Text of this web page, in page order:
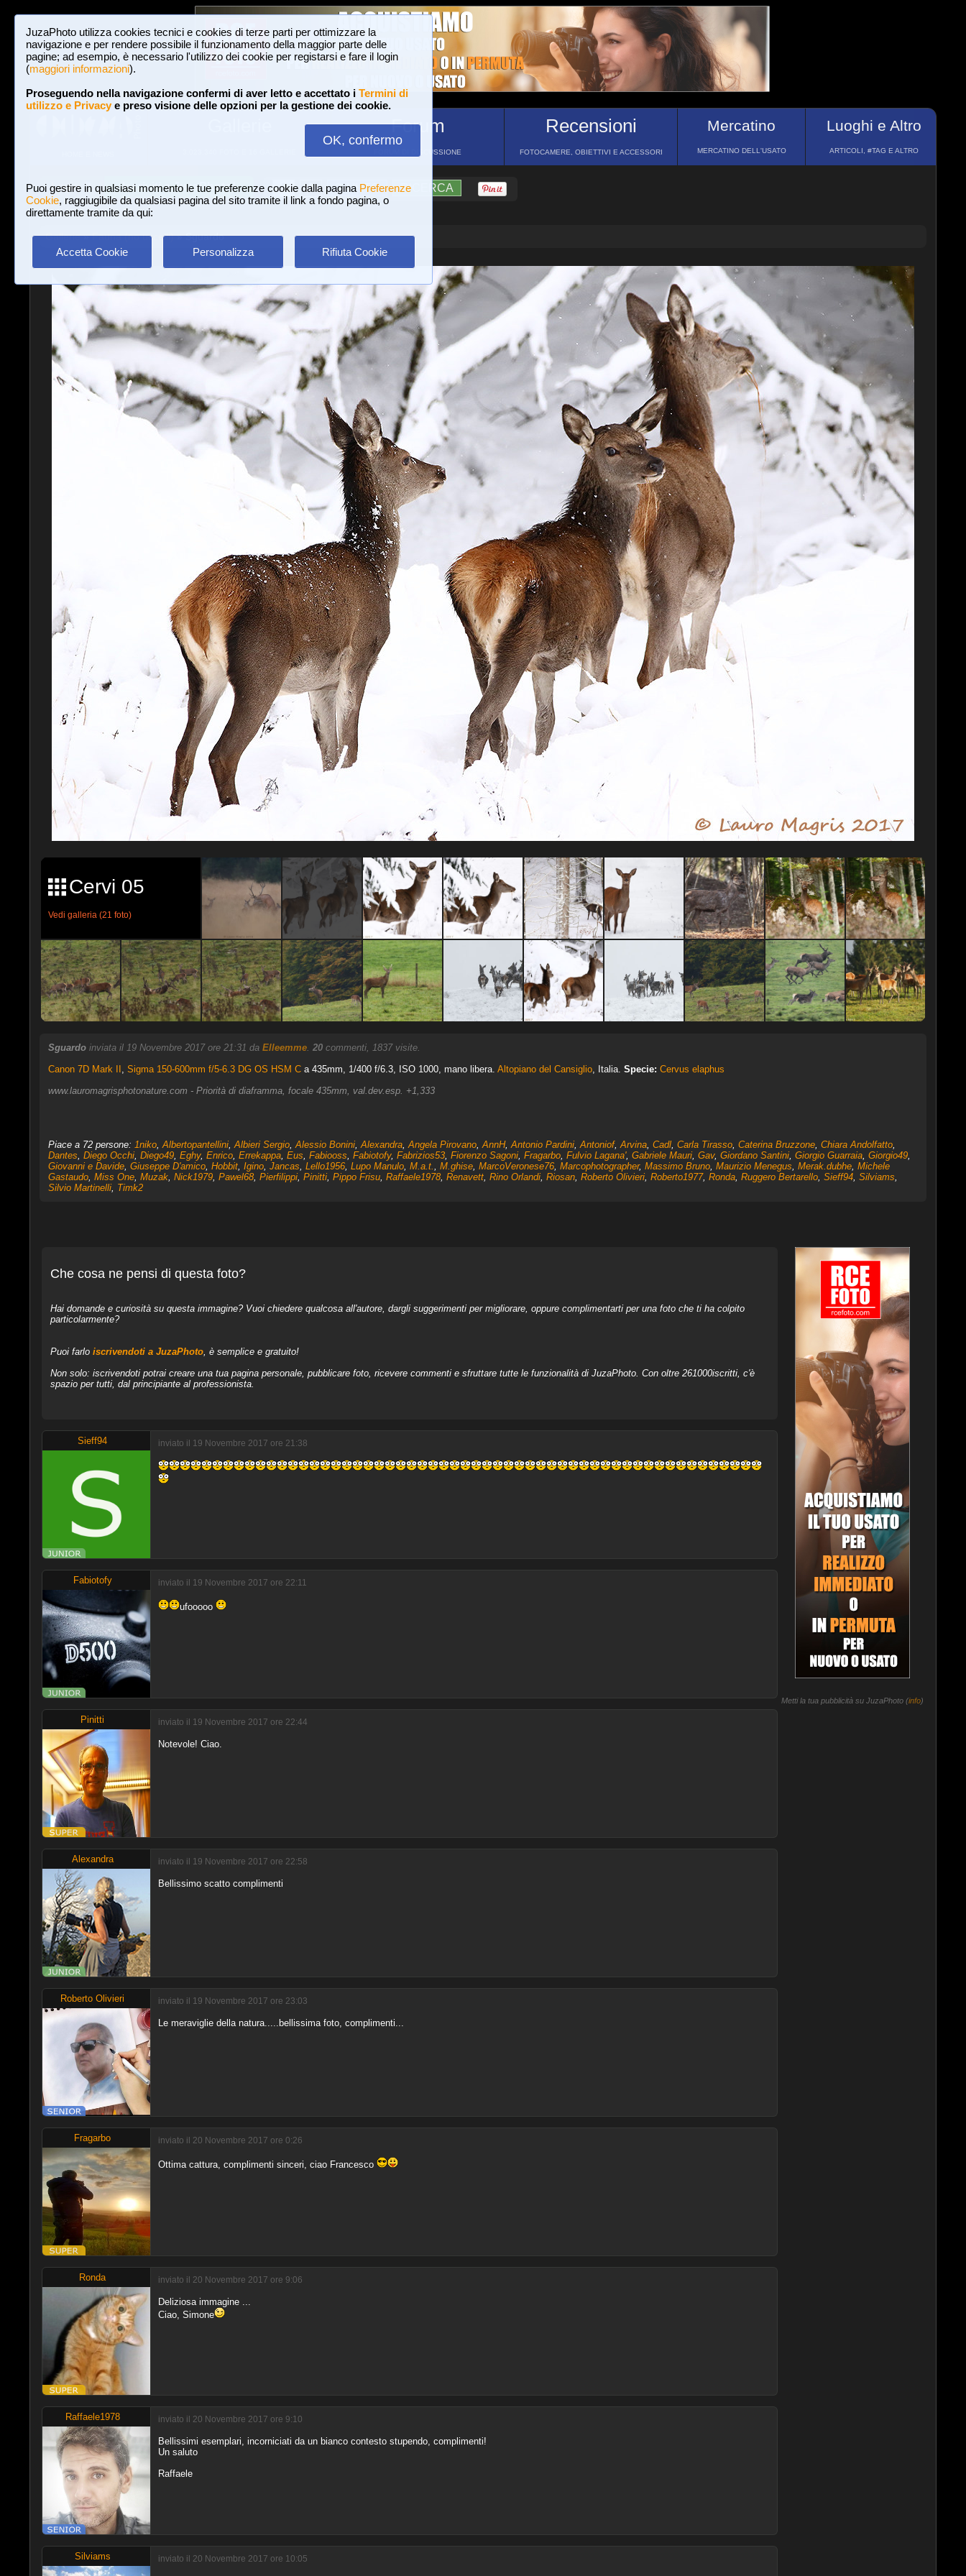
JuzaPhoto utilizza cookies tecnici e cookies di terze parti per ottimizzare la
navigazione e per rendere possibile il funzionamento della maggior parte delle
pagine; ad esempio, è necessario l'utilizzo dei cookie per registarsi e fare il login
(maggiori informazioni).
Proseguendo nella navigazione confermi di aver letto e accettato i Termini di
utilizzo e Privacye preso visione delle opzioni per la gestione dei cookie.
OK, confermo
Puoi gestire in qualsiasi momento le tue preferenze cookie dalla pagina Preferenze
Cookie, raggiugibile da qualsiasi pagina del sito tramite il link a fondo pagina, o
direttamente tramite da qui:
Accetta Cookie Personalizza Rifiuta Cookie
Forum
FORUM DI DISCUSSIONE
Recensioni
FOTOCAMERE, OBIETTIVI E ACCESSORI
Mercatino
MERCATINO DELL'USATO
Luoghi e Altro
ARTICOLI, #TAG E ALTRO
Login Iscriviti a JuzaPhoto! A A ?AIUTO RICERCA
Gallerie»Fauna (no uccelli)» Sguardo
Cervi 05
Vedi galleria (21 foto)
Sguardo inviata il 19 Novembre 2017 ore 21:31 da Elleemme. 20commenti, 1837 visite.
Canon 7D Mark II , Sigma 150-600mm f/5-6.3 DG OS HSM Ca 435mm, 1/400 f/6.3, ISO 1000, mano libera. Altopiano del Cansiglio, Italia. Specie: Cervus elaphus
www.lauromagrisphotonature.com - Priorità di diaframma, focale 435mm, val.dev.esp. +1,333
Piace a 72 persone: 1niko,Albertopantellini,Albieri Sergio,Alessio Bonini,Alexandra,Angela Pirovano,AnnH,Antonio Pardini,Antoniof,Arvina, Cadl, Carla Tirasso, Caterina Bruzzone, Chiara Andolfatto,
Dantes, Diego Occhi, Diego49, Eghy, Enrico, Errekappa, Eus, Fabiooss, Fabiotofy, Fabrizios53, Fiorenzo Sagoni, Fragarbo, Fulvio Lagana', Gabriele Mauri, Gav, Giordano Santini, Giorgio Guarraia, Giorgio49,
Giovanni e Davide, Giuseppe D'amico, Hobbit, Igino, Jancas, Lello1956, Lupo Manulo, M.a.t., M.ghise, MarcoVeronese76, Marcophotographer, Massimo Bruno, Maurizio Menegus, Merak.dubhe, Michele
Gastaudo, Miss One, Muzak, Nick1979, Pawel68, Pierfilippi, Pinitti, Pippo Frisu, Raffaele1978, Renavett, Rino Orlandi, Riosan, Roberto Olivieri, Roberto1977, Ronda, Ruggero Bertarello, Sieff94, Silviams,
Silvio Martinelli, Timk2
Che cosa ne pensi di questa foto?
Hai domande e curiosità su questa immagine? Vuoi chiedere qualcosa all'autore, dargli suggerimenti per migliorare, oppure complimentarti per una foto che ti ha colpito
particolarmente?
Puoi farlo iscrivendoti a JuzaPhoto, è semplice e gratuito!
Non solo: iscrivendoti potrai creare una tua pagina personale, pubblicare foto, ricevere commenti e sfruttare tutte le funzionalità di JuzaPhoto. Con oltre 261000iscritti, c'è
spazio per tutti, dal principiante al professionista.
Sieff94 inviato il 19 Novembre 2017 ore 21:38
Fabiotofy inviato il 19 Novembre 2017 ore 22:11
ufooooo
Pinitti inviato il 19 Novembre 2017 ore 22:44
Notevole! Ciao.
Alexandra inviato il 19 Novembre 2017 ore 22:58
Bellissimo scatto complimenti
Roberto Olivieri inviato il 19 Novembre 2017 ore 23:03
Le meraviglie della natura.....bellissima foto, complimenti...
Fragarbo inviato il 20 Novembre 2017 ore 0:26
Ottima cattura, complimenti sinceri, ciao Francesco
Ronda inviato il 20 Novembre 2017 ore 9:06
Deliziosa immagine ...
Ciao, Simone
Raffaele1978 inviato il 20 Novembre 2017 ore 9:10
Bellissimi esemplari, incorniciati da un bianco contesto stupendo, complimenti!
Un saluto
Raffaele
Silviams inviato il 20 Novembre 2017 ore 10:05
Metti la tua pubblicità su JuzaPhoto (info)